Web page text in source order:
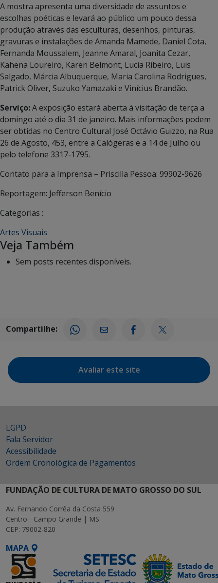
A mostra apresenta uma diversidade de assuntos e
escolhas poéticas e levará ao público um pouco dessa
produção através das esculturas, desenhos, pinturas,
gravuras e instalações de Amanda Mamede, Daniel Cota,
Fernanda Moussalem, Jeanne Amaral, Joanita Cezar,
Kahena Loureiro, Karen Belmont, Lucia Ribeiro, Luis
Salgado, Márcia Albuquerque, Maria Carolina Rodrigues,
Patrick Oliver, Suzuko Yamazaki e Vinícius Brandão.
Serviço:A exposição estará aberta à visitação de terça a
domingo até o dia 31 de janeiro. Mais informações podem
ser obtidas no Centro Cultural José Octávio Guizzo, na Rua
26 de Agosto, 453, entre a Calógeras e a 14 de Julho ou
pelo telefone 3317-1795.
Contato para a Imprensa – Priscilla Pessoa: 99902-9626
Reportagem: Jefferson Benício
Categorias :
Artes Visuais
Veja Também
Sem posts recentes disponíveis.
Compartilhe:
Avaliar este site
LGPD
Fala Servidor
Acessibilidade
Ordem Cronológica de Pagamentos
FUNDAÇÃO DE CULTURA DE MATO GROSSO DO SUL
Av. Fernando Corrêa da Costa 559
Centro - Campo Grande | MS
CEP: 79002-820
MAPA